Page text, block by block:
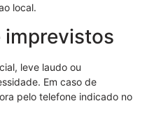
local.
leve laudo ou
Em caso de
pelo telefone indicado no